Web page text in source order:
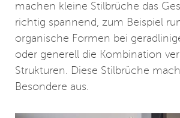
machen kleine Stilbrüche das
richtig spannend, zum Beispiel
organische Formen bei
oder generell die Kombination
Strukturen. Diese Stilbrüche
Besondere aus.